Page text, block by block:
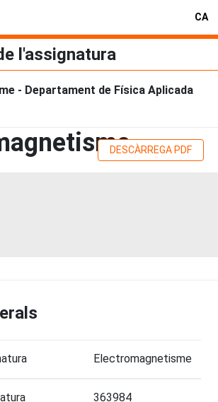
CA
l'assignatura
- Departament de Física Aplicada
DESCÀRREGA PDF
Electromagnetisme
363984